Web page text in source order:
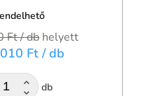
Ft/ db helyett
Ft / db
db